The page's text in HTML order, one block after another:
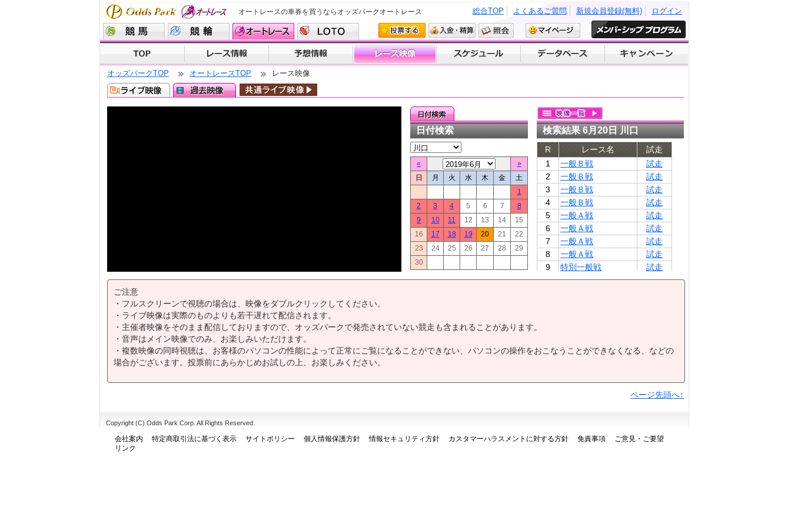
オートレースの車券を買うならオッズパークオートレース ログイン
新規会員登録(無料)
よくあるご質問
総合TOP
オッズパークTOP オートレースTOP レース映像
日付検索
«
»
日
月 火 水 木 金
土
1
2
3 4 5 6 7
8
9
10 11 12 13 14
15
16
17 18 19 20 21
22
23
24 25 26 27 28
29
30
検索結果 6月20日 川口
R レース名
試走
1
一般Ｂ戦
試走
2
一般Ｂ戦
試走
3
一般Ｂ戦
試走
4
一般Ｂ戦
試走
5
一般Ａ戦
試走
6
一般Ａ戦
試走
7
一般Ａ戦
試走
8
一般Ａ戦
試走
9
特別一般戦
試走
10
選抜戦
試走
ご注意
・フルスクリーンで視聴の場合は、映像をダブルクリックしてください。
・ライブ映像は実際のものよりも若干遅れて配信されます。
・主催者映像をそのまま配信しておりますので、オッズパークで発売されていない競走も含まれることがあります。
・音声はメイン映像でのみ、お楽しみいただけます。
・複数映像の同時視聴は、お客様のパソコンの性能によって正常にご覧になることができない、パソコンの操作をおこなうことができなくなる、などの
場合がございます。投票前にあらかじめお試しの上、お楽しみください。
ページ先頭へ↑
Copyright (C) Odds Park Corp. All Rights Reserved.
会社案内 特定商取引法に基づく表示 サイトポリシー 個人情報保護方針 情報セキュリティ方針 カスタマーハラスメントに対する方針 免責事項
ご意見・ご要望
リンク